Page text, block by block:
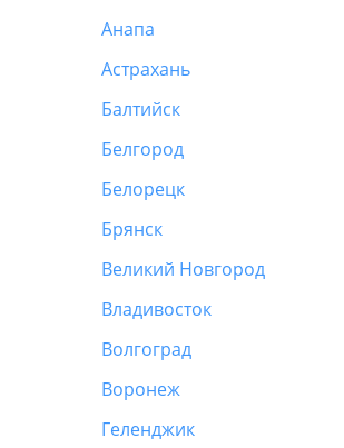
Анапа
Астрахань
Балтийск
Белгород
Белорецк
Брянск
Великий Новгород
Владивосток
Волгоград
Воронеж
Геленджик